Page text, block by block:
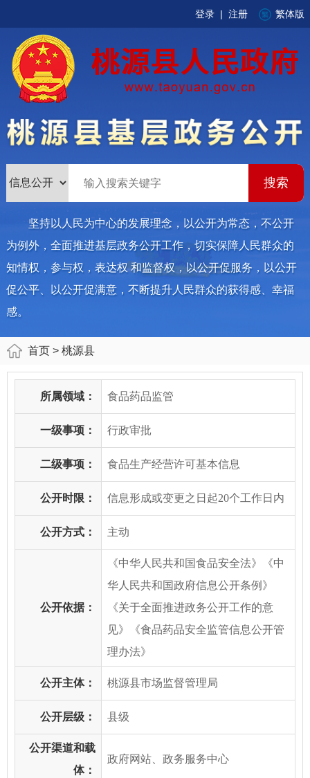
登录 | 注册 繁体版
坚持以人民为中心的发展理念，以公开为常态，不公开
为例外，全面推进基层政务公开工作，切实保障人民群众的
知情权，参与权，表达权 和监督权，以公开促服务，以公开
促公平、以公开促满意，不断提升人民群众的获得感、幸福
感。
首页 > 桃源县
所属领域： 食品药品监管
一级事项： 行政审批
二级事项： 食品生产经营许可基本信息
公开时限： 信息形成或变更之日起20个工作日内
公开方式： 主动
公开依据：
《中华人民共和国食品安全法》《中
华人民共和国政府信息公开条例》
《关于全面推进政务公开工作的意
见》《食品药品安全监管信息公开管
理办法》
公开主体： 桃源县市场监督管理局
公开层级： 县级
公开渠道和载
体：
政府网站、政务服务中心